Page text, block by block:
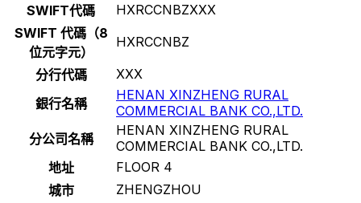
SWIFT代碼
HXRCCNBZXXX
SWIFT 代碼（8
位元字元）
HXRCCNBZ
分行代碼
XXX
銀行名稱
HENAN XINZHENG RURAL
COMMERCIAL BANK CO.,LTD.
分公司名稱
HENAN XINZHENG RURAL
COMMERCIAL BANK CO.,LTD.
地址
FLOOR 4
城市
ZHENGZHOU